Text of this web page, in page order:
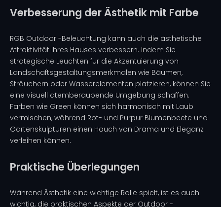
Verbesserung der Ästhetik mit Farbe
RGB Outdoor -Beleuchtung kann auch die ästhetische
Attraktivität Ihres Hauses verbessern. Indem Sie
strategische Leuchten für die Akzentuierung von
Landschaftsgestaltungsmerkmalen wie Bäumen,
Sträuchern oder Wasserelementen platzieren, können Sie
eine visuell atemberaubende Umgebung schaffen.
Farben wie Green können sich harmonisch mit Laub
vermischen, während Rot- und Purpur Blumenbeete und
Gartenskulpturen einen Hauch von Drama und Eleganz
verleihen können.
Praktische Überlegungen
Während Ästhetik eine wichtige Rolle spielt, ist es auch
wichtig, die praktischen Aspekte der Outdoor -